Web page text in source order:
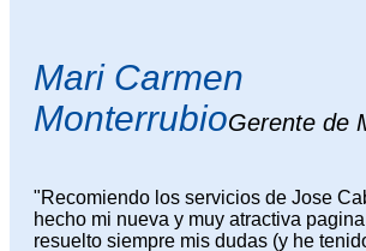
Mari Carmen
MonterrubioGerente de
"Recomiendo los servicios de Jose
hecho mi nueva y muy atractiva
resuelto siempre mis dudas (y he